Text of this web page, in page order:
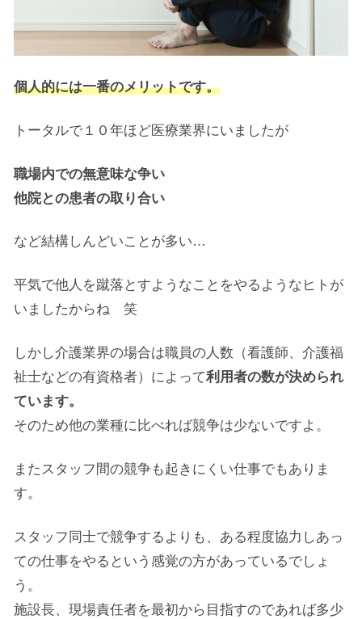
個人的には一番のメリットです。
トータルで１０年ほど医療業界にいましたが
職場内での無意味な争い
他院との患者の取り合い
など結構しんどいことが多い…
平気で他人を蹴落とすようなことをやるようなヒトが
いましたからね 笑
しかし介護業界の場合は職員の人数（看護師、介護福
祉士などの有資格者）によって利用者の数が決められ
ています。
そのため他の業種に比べれば競争は少ないですよ。
またスタッフ間の競争も起きにくい仕事でもありま
す。
スタッフ同士で競争するよりも、ある程度協力しあっ
ての仕事をやるという感覚の方があっているでしょ
う。
施設長、現場責任者を最初から目指すのであれば多少